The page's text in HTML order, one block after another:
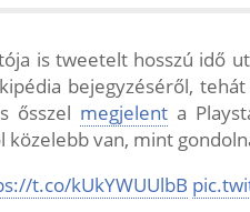
is tweetelt hosszú idő
bejegyzéséről,
ősszel megjelent a
van, mint
t.co/kUkYWUUlbB